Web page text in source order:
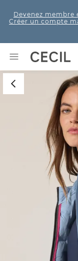
Devenez membre
Créer un compte